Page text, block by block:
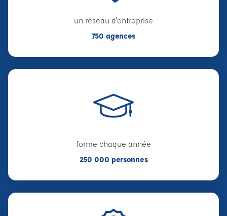
un réseau d'entreprise
750 agences
forme chaque année
250 000 personnes